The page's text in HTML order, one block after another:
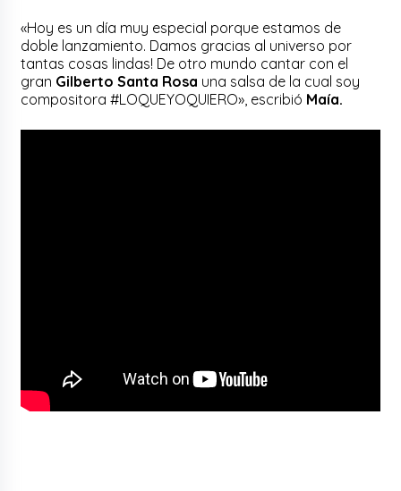
«Hoy es un día muy especial porque estamos de
doble lanzamiento. Damos gracias al universo por
tantas cosas lindas! De otro mundo cantar con el
gran Gilberto Santa Rosa una salsa de la cual soy
compositora #LOQUEYOQUIERO», escribió Maía.